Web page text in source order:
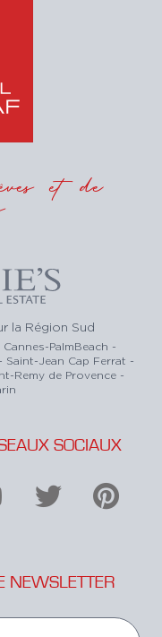
et de
la Région Sud
PalmBeach -
Saint-Jean Cap Ferrat -
Remy de Provence -
SOCIAUX
NEWSLETTER